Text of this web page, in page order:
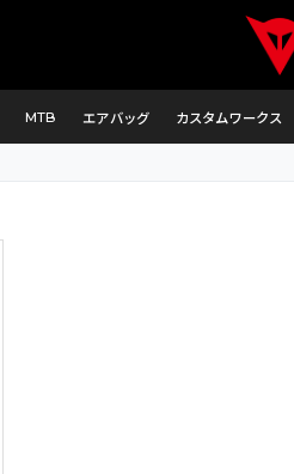
MTB エアバッグ カスタムワークス